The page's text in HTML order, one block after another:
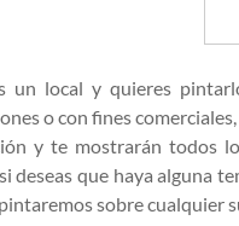
un local y quieres
o con fines
y te mostrarán todos
deseas que haya alguna
sobre cualquier